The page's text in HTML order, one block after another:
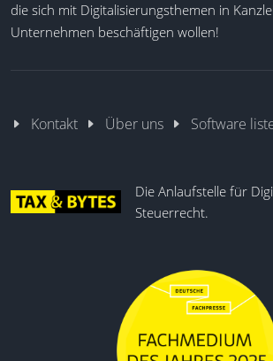
die sich mit Digitalisierungsthemen in
Unternehmen beschäftigen wollen!
Kontakt Über uns Software
Die Anlaufstelle für
Steuerrecht.